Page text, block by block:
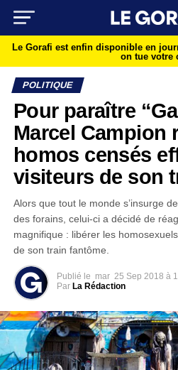
Le Gorafi est enfin disponible en
on tue votre
POLITIQUE
Pour paraître
Marcel Campion
homos censés
visiteurs de son
Alors que tout le monde s’insurge
des forains, celui-ci a décidé de
magnifique : libérer les
de son train fantôme.
Publié le mar 25 Sep 2018 à
Par La Rédaction